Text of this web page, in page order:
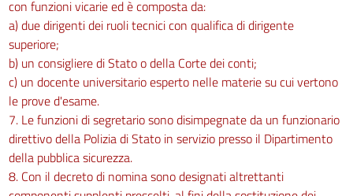
con funzioni vicarie ed è composta da:
a) due dirigenti dei ruoli tecnici con qualifica di dirigente
superiore;
b) un consigliere di Stato o della Corte dei conti;
c) un docente universitario esperto nelle materie su cui vertono
le prove d'esame.
7. Le funzioni di segretario sono disimpegnate da un funzionario
direttivo della Polizia di Stato in servizio presso il Dipartimento
della pubblica sicurezza.
8. Con il decreto di nomina sono designati altrettanti